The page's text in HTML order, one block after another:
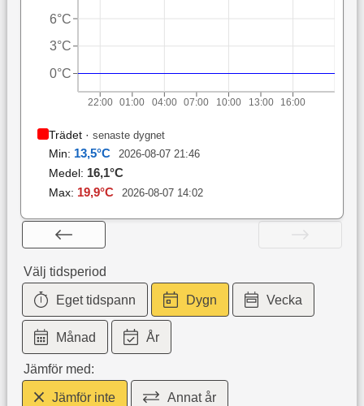
22:00 01:00 04:00 07:00 10:00 13:00 16:00
0°C
3°C
6°C
Trädet· senaste dygnet
Min: 13,5°C 2026-08-07 21:46
Medel: 16,1°C
Max: 19,9°C 2026-08-07 14:02
Välj tidsperiod
Eget tidspann Dygn Vecka
Månad År
Jämför med:
Jämför inte Annat år